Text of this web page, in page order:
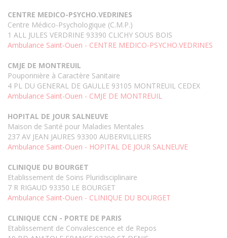
CENTRE MEDICO-PSYCHO.VEDRINES
Centre Médico-Psychologique (C.M.P.)
1 ALL JULES VERDRINE 93390 CLICHY SOUS BOIS
Ambulance Saint-Ouen - CENTRE MEDICO-PSYCHO.VEDRINES
CMJE DE MONTREUIL
Pouponnière à Caractère Sanitaire
4 PL DU GENERAL DE GAULLE 93105 MONTREUIL CEDEX
Ambulance Saint-Ouen - CMJE DE MONTREUIL
HOPITAL DE JOUR SALNEUVE
Maison de Santé pour Maladies Mentales
237 AV JEAN JAURES 93300 AUBERVILLIERS
Ambulance Saint-Ouen - HOPITAL DE JOUR SALNEUVE
CLINIQUE DU BOURGET
Etablissement de Soins Pluridisciplinaire
7 R RIGAUD 93350 LE BOURGET
Ambulance Saint-Ouen - CLINIQUE DU BOURGET
CLINIQUE CCN - PORTE DE PARIS
Etablissement de Convalescence et de Repos